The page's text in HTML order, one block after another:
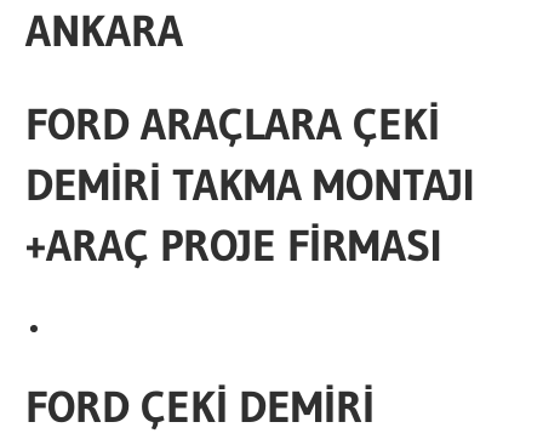
ANKARA
FORD ARAÇLARA ÇEKİ
DEMİRİ TAKMA MONTAJI
+ARAÇ PROJE FİRMASI
FORD ÇEKİ DEMİRİ